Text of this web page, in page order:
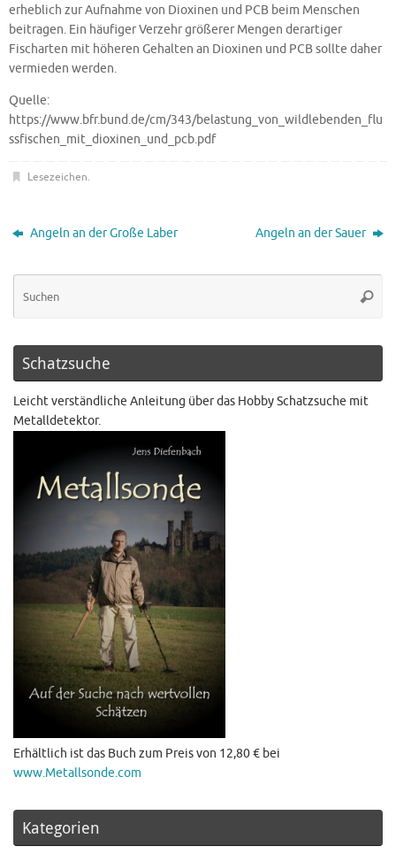
erheblich zur Aufnahme von Dioxinen und PCB beim Menschen
beitragen. Ein häufiger Verzehr größerer Mengen derartiger
Fischarten mit höheren Gehalten an Dioxinen und PCB sollte daher
vermieden werden.
Quelle:
https://www.bfr.bund.de/cm/343/belastung_von_wildlebenden_flu
ssfischen_mit_dioxinen_und_pcb.pdf
Lesezeichen.
Angeln an der Große Laber Angeln an der Sauer
Schatzsuche
Leicht verständliche Anleitung über das Hobby Schatzsuche mit
Metalldetektor.
Erhältlich ist das Buch zum Preis von 12,80 € bei
www.Metallsonde.com
Kategorien